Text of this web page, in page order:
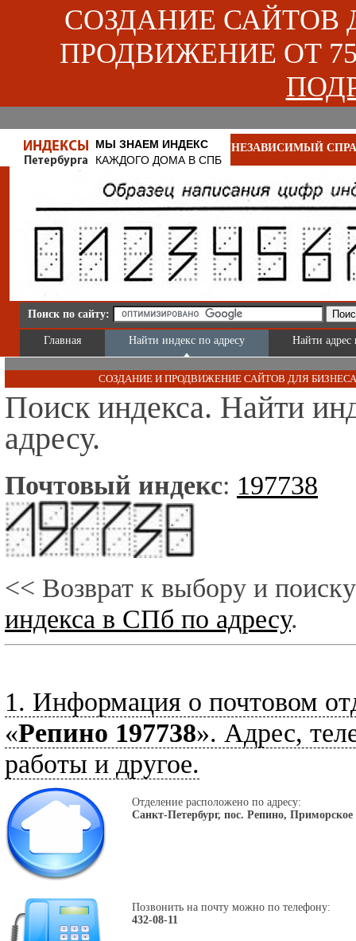
СОЗДАНИЕ САЙТОВ
ПРОДВИЖЕНИЕ ОТ
МЫ ЗНАЕМ ИНДЕКС
КАЖДОГО ДОМА В СПБ
НЕЗАВИСИМЫЙ
Поиск по сайту:
Главная Найти индекс по адресу Найти адрес
СОЗДАНИЕ И ПРОДВИЖЕНИЕ САЙТОВ ДЛЯ
Поиск индекса. Найти
адресу.
Почтовый индекс: 197738
<< Возврат к выбору и
индекса в СПб по адресу.
1. Информация о почтовом
«Репино 197738». Адрес,
работы и другое.
Отделение расположено по адресу:
Санкт-Петербург, пос. Репино,
Позвонить на почту можно по телефону:
432-08-11